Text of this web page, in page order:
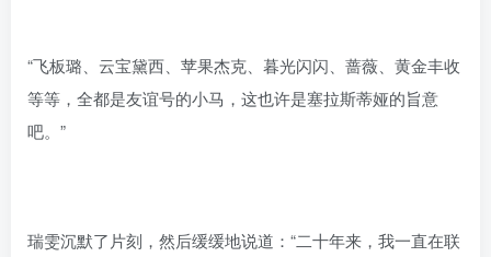
“飞板璐、云宝黛西、苹果杰克、暮光闪闪、蔷薇、黄金丰收
等等，全都是友谊号的小马，这也许是塞拉斯蒂娅的旨意
吧。”
瑞雯沉默了片刻，然后缓缓地说道：“二十年来，我一直在联